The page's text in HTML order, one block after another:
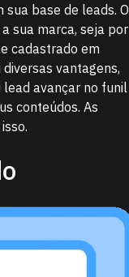
base de leads.
sua marca, seja por
cadastrado em
vantagens,
avançar no funil
conteúdos. As